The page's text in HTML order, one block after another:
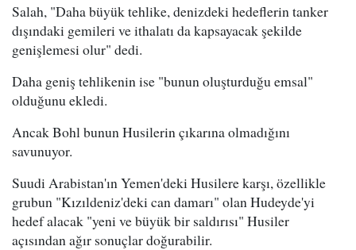
Salah, "Daha büyük tehlike, denizdeki hedeflerin tanker
dışındaki gemileri ve ithalatı da kapsayacak şekilde
genişlemesi olur" dedi.
Daha geniş tehlikenin ise "bunun oluşturduğu emsal"
olduğunu ekledi.
Ancak Bohl bunun Husilerin çıkarına olmadığını
savunuyor.
Suudi Arabistan'ın Yemen'deki Husilere karşı, özellikle
grubun "Kızıldeniz'deki can damarı" olan Hudeyde'yi
hedef alacak "yeni ve büyük bir saldırısı" Husiler
açısından ağır sonuçlar doğurabilir.